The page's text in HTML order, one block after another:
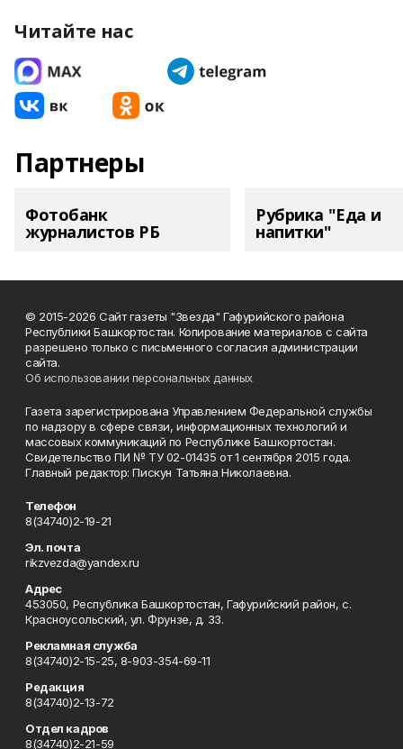
Читайте нас
Партнеры
Фотобанк
журналистов РБ
Рубрика "Еда и
напитки"
© 2015-2026 Сайт газеты "Звезда" Гафурийского района
Республики Башкортостан. Копирование материалов с сайта
разрешено только с письменного согласия администрации
сайта.
Об использовании персональных данных
Газета зарегистрирована Управлением Федеральной службы
по надзору в сфере связи, информационных технологий и
массовых коммуникаций по Республике Башкортостан.
Свидетельство ПИ № ТУ 02-01435 от 1 сентября 2015 года.
Главный редактор: Пискун Татьяна Николаевна.
Телефон
8(34740)2-19-21
Эл. почта
rikzvezda@yandex.ru
Адрес
453050, Республика Башкортостан, Гафурийский район, с.
Красноусольский, ул. Фрунзе, д. 33.
Рекламная служба
8(34740)2-15-25, 8-903-354-69-11
Редакция
8(34740)2-13-72
Отдел кадров
8(34740)2-21-59